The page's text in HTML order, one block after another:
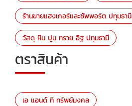
ร้านขายแฮงเกอร์และซัพพอร์ต ปทุมธานี
วัสดุ หิน ปูน ทราย อิฐ ปทุมธานี
ตราสินค้า
เอ แอนด์ ที ทรัพย์มงคล